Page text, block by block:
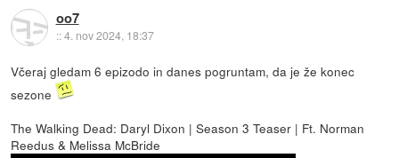
oo7
::4. nov 2024, 18:37
Včeraj gledam 6 epizodo in danes pogruntam, da je že konec
sezone
The Walking Dead: Daryl Dixon | Season 3 Teaser | Ft. Norman
Reedus & Melissa McBride